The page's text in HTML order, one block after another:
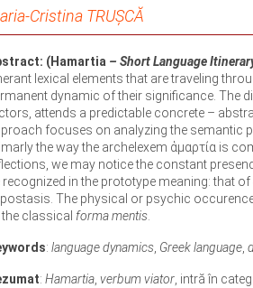
Cristina TRUŞCĂ
(Hamartia – Short Language
lexical elements that are traveling
dynamic of their significance. The
attends a predictable concrete –
focuses on analyzing the semantic
the way the archelexem ἁμαρτία is
we may notice the constant
recognized in the prototype meaning: that of
The physical or psychic
classical forma mentis.
: language dynamics, Greek language,
: Hamartia, verbum viator, intră în